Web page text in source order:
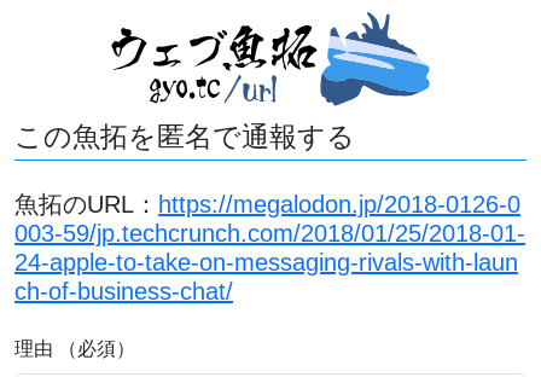
この魚拓を匿名で通報する
魚拓のURL： https://megalodon.jp/2018-0126-0
003-59/jp.techcrunch.com/2018/01/25/2018-01-
24-apple-to-take-on-messaging-rivals-with-laun
ch-of-business-chat/
理由 （必須）